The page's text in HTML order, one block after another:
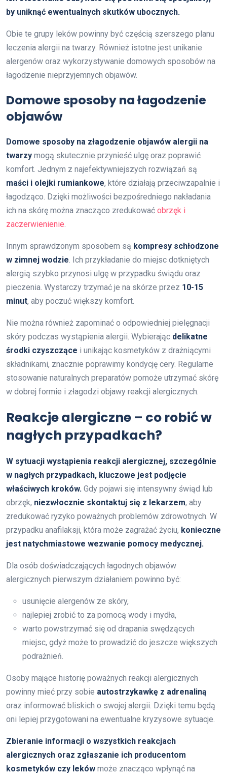
by uniknąć ewentualnych skutków ubocznych.
Obie te grupy leków powinny być częścią szerszego planu
leczenia alergii na twarzy. Również istotne jest unikanie
alergenów oraz wykorzystywanie domowych sposobów na
łagodzenie nieprzyjemnych objawów.
Domowe sposoby na łagodzenie
objawów
Domowe sposoby na złagodzenie objawów alergii na
twarzy mogą skutecznie przynieść ulgę oraz poprawić
komfort. Jednym z najefektywniejszych rozwiązań są
maści i olejki rumiankowe, które działają przeciwzapalnie i
łagodząco. Dzięki możliwości bezpośredniego nakładania
ich na skórę można znacząco zredukować obrzęk i
zaczerwienienie
Innym sprawdzonym sposobem są kompresy schłodzone
w zimnej wodzie . Ich przykładanie do miejsc dotkniętych
alergią szybko przynosi ulgę w przypadku świądu oraz
pieczenia. Wystarczy trzymać je na skórze przez 10-15
minut, aby poczuć większy komfort.
Nie można również zapominać o odpowiedniej pielęgnacji
skóry podczas wystąpienia alergii. Wybierając delikatne
środki czyszczące i unikając kosmetyków z drażniącymi
składnikami, znacznie poprawimy kondycję cery. Regularne
stosowanie naturalnych preparatów pomoże utrzymać skórę
w dobrej formie i złagodzi objawy reakcji alergicznych.
Reakcje alergiczne – co robić w
nagłych przypadkach?
W sytuacji wystąpienia reakcji alergicznej, szczególnie
w nagłych przypadkach, kluczowe jest podjęcie
właściwych kroków. Gdy pojawi się intensywny świąd lub
obrzęk, niezwłocznie skontaktuj się z lekarzem, aby
zredukować ryzyko poważnych problemów zdrowotnych. W
przypadku anafilaksji, która może zagrażać życiu, konieczne
jest natychmiastowe wezwanie pomocy medycznej.
Dla osób doświadczających łagodnych objawów
alergicznych pierwszym działaniem powinno być:
usunięcie alergenów ze skóry,
najlepiej zrobić to za pomocą wody i mydła,
warto powstrzymać się od drapania swędzących
miejsc, gdyż może to prowadzić do jeszcze większych
podrażnień.
Osoby mające historię poważnych reakcji alergicznych
powinny mieć przy sobie autostrzykawkę z adrenaliną
oraz informować bliskich o swojej alergii. Dzięki temu będą
oni lepiej przygotowani na ewentualne kryzysowe sytuacje.
Zbieranie informacji o wszystkich reakcjach
alergicznych oraz zgłaszanie ich producentom
kosmetyków czy leków może znacząco wpłynąć na